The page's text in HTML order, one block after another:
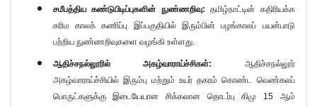
சமீபத்திய கண்டுபிடிப்புகளின் நுண்ணறிவு: தமிழ்நாட்டின் கதிரியக்க
கரிம காலக் கணிப்பு இப்பகுதியில் இரும்பின் பழங்காலப் பயன்பாடு
பற்றிய நுண்ணறிவுகளை வழங்கி உள்ளது.
ஆதிச்சநல்லூரில் அகழ்வாராய்ச்சிகள்: ஆதிச்சநல்லூர்
அகழ்வாராய்ச்சியில் இரும்பு மற்றும் உயர் தகரம் கொண்ட வெண்கலப்
பொருட்களுக்கு இடையேயான சிக்கலான தொடர்பு கிமு 15ஆம்